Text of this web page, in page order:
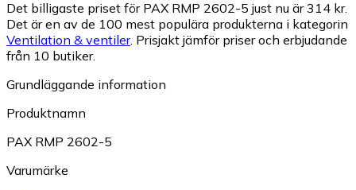
Det billigaste priset för PAX RMP 2602-5 just nu är 314 kr.
Det är en av de 100 mest populära produkterna i kategorin
Ventilation & ventiler. Prisjakt jämför priser och erbjudande
från 10 butiker.
Grundläggande information
Produktnamn
PAX RMP 2602-5
Varumärke